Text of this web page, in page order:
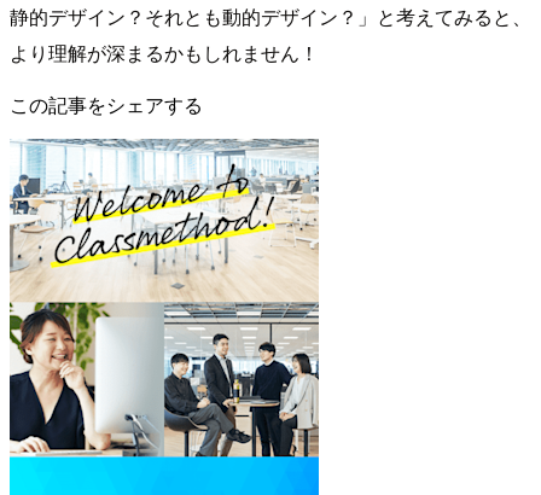
静的デザイン？それとも動的デザイン？」と考えてみると、
より理解が深まるかもしれません！
この記事をシェアする